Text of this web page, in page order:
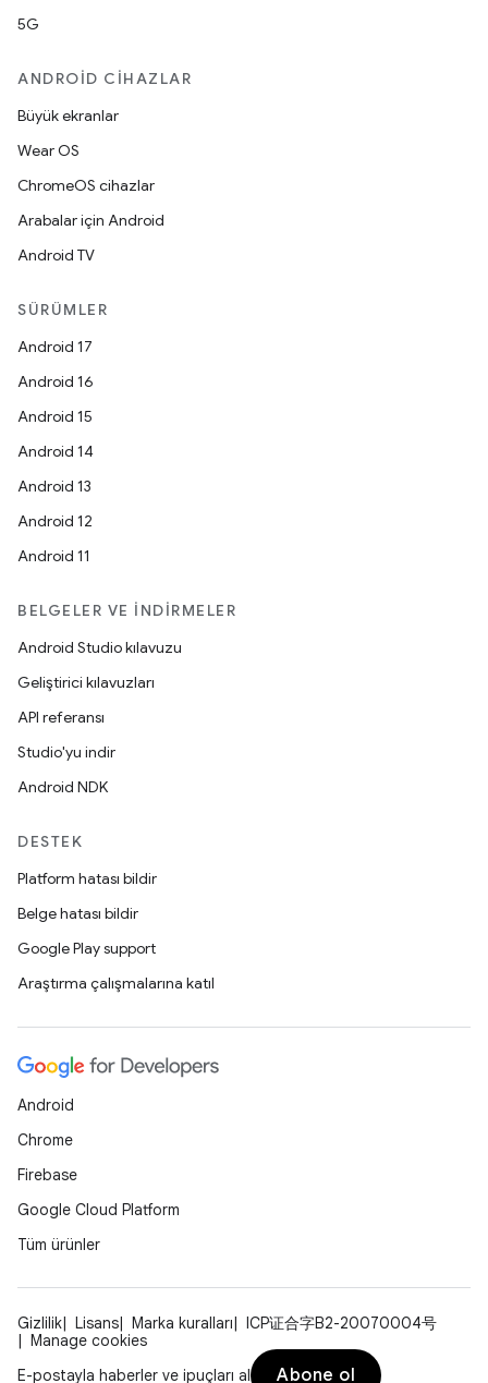
5G
ANDROID CIHAZLAR
Büyük ekranlar
Wear OS
ChromeOS cihazlar
Arabalar için Android
Android TV
SÜRÜMLER
Android 17
Android 16
Android 15
Android 14
Android 13
Android 12
Android 11
BELGELER VE İNDIRMELER
Android Studio kılavuzu
Geliştirici kılavuzları
API referansı
Studio'yu indir
Android NDK
DESTEK
Platform hatası bildir
Belge hatası bildir
Google Play support
Araştırma çalışmalarına katıl
Android
Chrome
Firebase
Google Cloud Platform
Tüm ürünler
Gizlilik Lisans Marka kuralları
ICP证合字B2-20070004号
Manage cookies
E-postayla haberler ve ipuçları al
Abone ol